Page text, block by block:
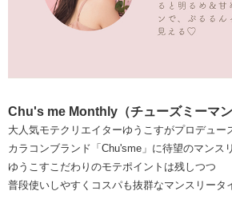
Chu's me Monthly（チューズミーマン
大人気モテクリエイターゆうこすがプロデュー
カラコンブランド「Chu'sme」に待望のマンス
ゆうこすこだわりのモテポイントは残しつつ
普段使いしやすくコスパも抜群なマンスリータ